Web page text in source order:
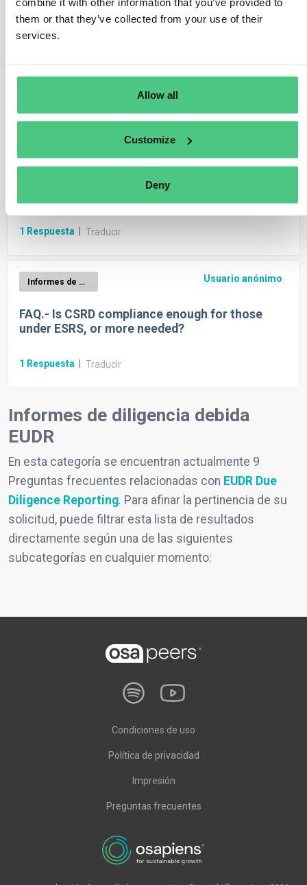
them or that they’ve collected from your use of their
services.
Allow all
Customize
Deny
Informes de diligencia debida EUDR Usuario anónimo
Can the system auto-fill from stored data for
1 Respuesta Traducir
Informes de diligencia debida EUDR Usuario anónimo
FAQ.- Is CSRD compliance enough for those
under ESRS, or more needed?
1 Respuesta Traducir
Informes de diligencia debida
EUDR
En esta categoría se encuentran actualmente 9
Preguntas frecuentes relacionadas con EUDR Due
Diligence Reporting. Para afinar la pertinencia de su
solicitud, puede filtrar esta lista de resultados
directamente según una de las siguientes
subcategorías en cualquier momento:
Condiciones de uso
Política de privacidad
Impresión
Preguntas frecuentes